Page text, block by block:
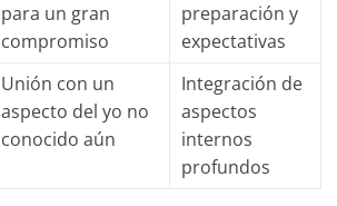
para un gran
compromiso
preparación y
expectativas
Unión con un
aspecto del yo no
conocido aún
Integración de
aspectos
internos
profundos